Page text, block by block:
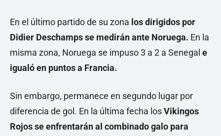
En el último partido de su zona los dirigidos por
Didier Deschamps se medirán ante Noruega. En la
misma zona, Noruega se impuso 3 a 2 a Senegal e
igualó en puntos a Francia.
Sin embargo, permanece en segundo lugar por
diferencia de gol. En la última fecha losVikingos
Rojos se enfrentarán al combinado galo para